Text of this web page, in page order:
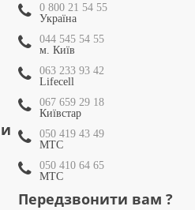
0 800 21 54 55
Україна
044 545 54 55
м. Київ
063 233 93 42
Lifecell
067 659 29 18
Київстар
050 419 43 49
МТС
050 410 64 65
МТС
Передзвонити вам ?